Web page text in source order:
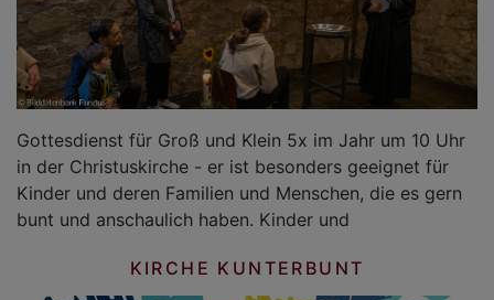
Gottesdienst für Groß und Klein 5x im Jahr um 10 Uhr
in der Christuskirche - er ist besonders geeignet für
Kinder und deren Familien und Menschen, die es gern
bunt und anschaulich haben. Kinder und
KIRCHE KUNTERBUNT